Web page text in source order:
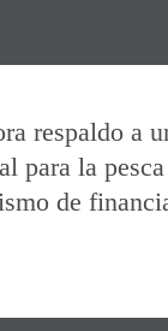
respaldo a
para la
de